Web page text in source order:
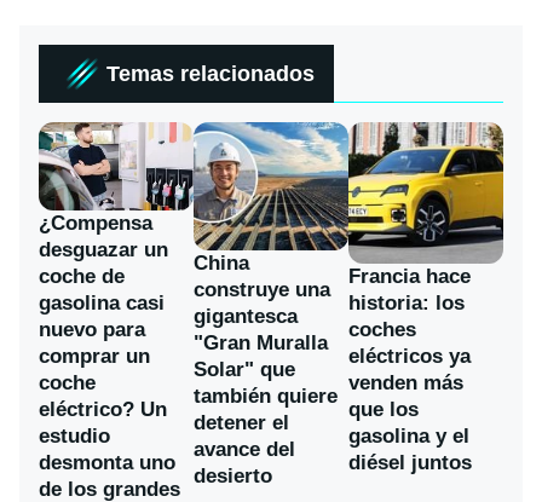
Temas relacionados
¿Compensa
desguazar un
coche de
gasolina casi
nuevo para
comprar un
coche
eléctrico? Un
estudio
desmonta uno
de los grandes
China
construye una
gigantesca
"Gran Muralla
Solar" que
también quiere
detener el
avance del
desierto
Francia hace
historia: los
coches
eléctricos ya
venden más
que los
gasolina y el
diésel juntos